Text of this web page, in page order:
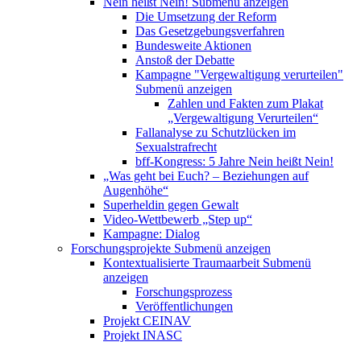
Die Umsetzung der Reform
Das Gesetzgebungsverfahren
Bundesweite Aktionen
Anstoß der Debatte
Kampagne "Vergewaltigung verurteilen"
Submenü anzeigen
Zahlen und Fakten zum Plakat
„Vergewaltigung Verurteilen“
Fallanalyse zu Schutzlücken im
Sexualstrafrecht
bff-Kongress: 5 Jahre Nein heißt Nein!
„Was geht bei Euch? – Beziehungen auf
Augenhöhe“
Superheldin gegen Gewalt
Video-Wettbewerb „Step up“
Kampagne: Dialog
Forschungsprojekte Submenü anzeigen
Kontextualisierte Traumaarbeit Submenü
anzeigen
Forschungsprozess
Veröffentlichungen
Projekt CEINAV
Projekt INASC